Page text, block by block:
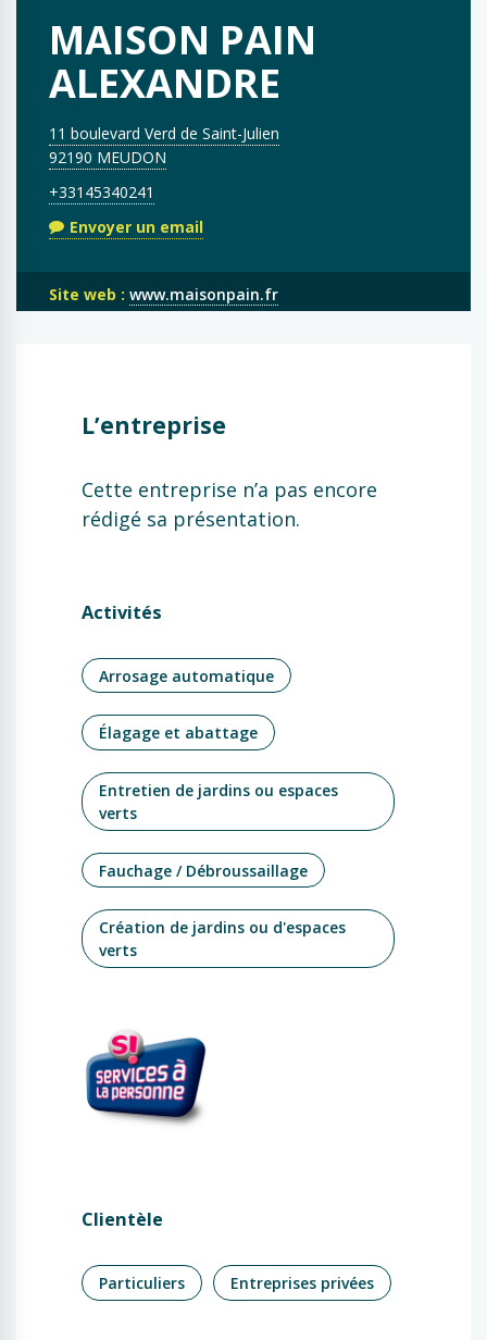
MAISON PAIN
ALEXANDRE
11 boulevard Verd de Saint-Julien
92190 MEUDON
+33145340241
Envoyer un email
Site web : www.maisonpain.fr
L’entreprise
Cette entreprise n’a pas encore
rédigé sa présentation.
Activités
Arrosage automatique
Élagage et abattage
Entretien de jardins ou espaces
verts
Fauchage / Débroussaillage
Création de jardins ou d'espaces
verts
Clientèle
Particuliers Entreprises privées